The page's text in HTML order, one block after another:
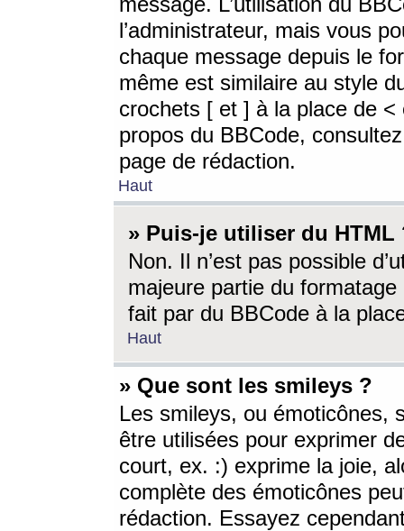
l’administrateur, mais vous
chaque message depuis le
même est similaire au style
crochets [ et ] à la place de <
propos du BBCode,
page de rédaction.
Haut
» Puis-je utiliser du HTML
Non. Il n’est pas possible
majeure partie du
fait par du BBCode à la
Haut
» Que sont les smileys ?
Les smileys, ou émoticônes,
être utilisées pour exprimer
court, ex. :) exprime la joie,
complète des émoticônes
rédaction. Essayez